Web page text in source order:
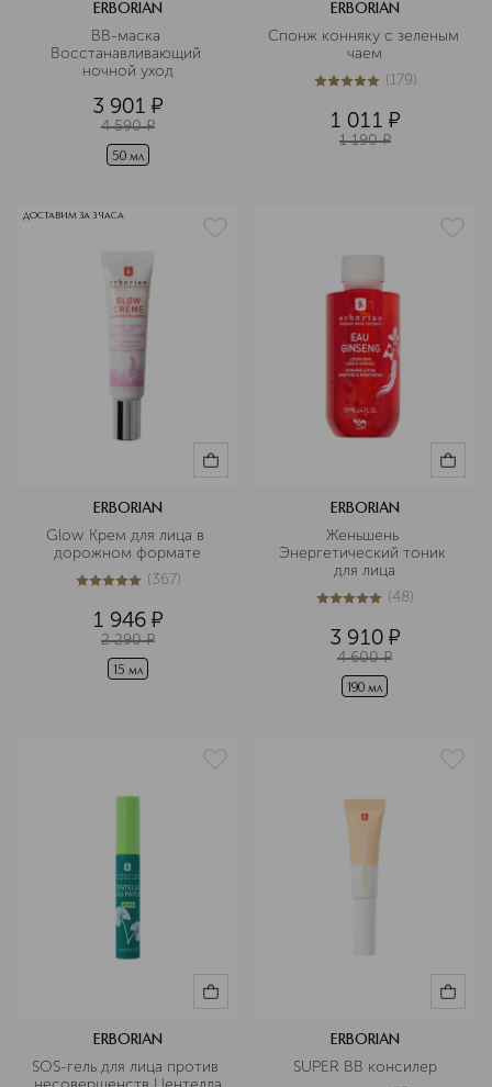
ERBORIAN
BB-маска
Восстанавливающий
ночной уход
3 901 ¤
4 590 ¤
50 мл
ERBORIAN
Спонж конняку с зеленым
чаем
5из 5179 (179)
1 011 ¤
1 190 ¤
ДОСТАВИМ ЗА 3 ЧАСА
ERBORIAN
Glow Крем для лица в
дорожном формате
4.9из5367 (367)
1 946 ¤
2 290 ¤
15 мл
ERBORIAN
Женьшень
Энергетический тоник
для лица
5из 548 (48)
3 910 ¤
4 600 ¤
190 мл
ERBORIAN
SOS-гель для лица против
ERBORIAN
SUPER BB консилер